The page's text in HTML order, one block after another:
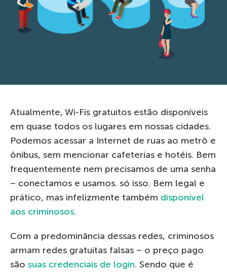
Atualmente, Wi-Fis gratuitos estão disponíveis
em quase todos os lugares em nossas cidades.
Podemos acessar a Internet de ruas ao metrô e
ônibus, sem mencionar cafeterias e hotéis. Bem
frequentemente nem precisamos de uma senha
– conectamos e usamos. só isso. Bem legal e
prático, mas infelizmente também disponível
aos criminosos.
Com a predominância dessas redes, criminosos
armam redes gratuitas falsas – o preço pago
são suas credenciais de login. Sendo que é